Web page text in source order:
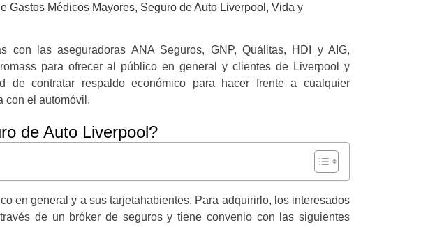
Gastos Médicos Mayores, Seguro de Auto Liverpool, Vida y
con las aseguradoras ANA Seguros, GNP, Quálitas, HDI y AIG,
para ofrecer al público en general y clientes de Liverpool y
de contratar respaldo económico para hacer frente a cualquier
con el automóvil.
de Auto Liverpool?
en general y a sus tarjetahabientes. Para adquirirlo, los interesados
de un bróker de seguros y tiene convenio con las siguientes